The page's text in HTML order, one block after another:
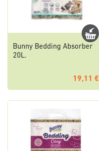
Bunny Bedding Absorber
20L.
19,11 €